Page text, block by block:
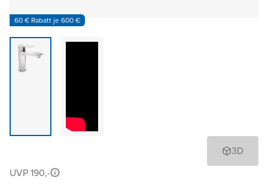
60 € Rabatt je 600 €
3D
UVP 190,-